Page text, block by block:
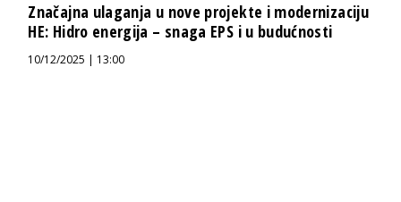
Značajna ulaganja u nove projekte i modernizaciju
HE: Hidro energija – snaga EPS i u budućnosti
10/12/2025 | 13:00